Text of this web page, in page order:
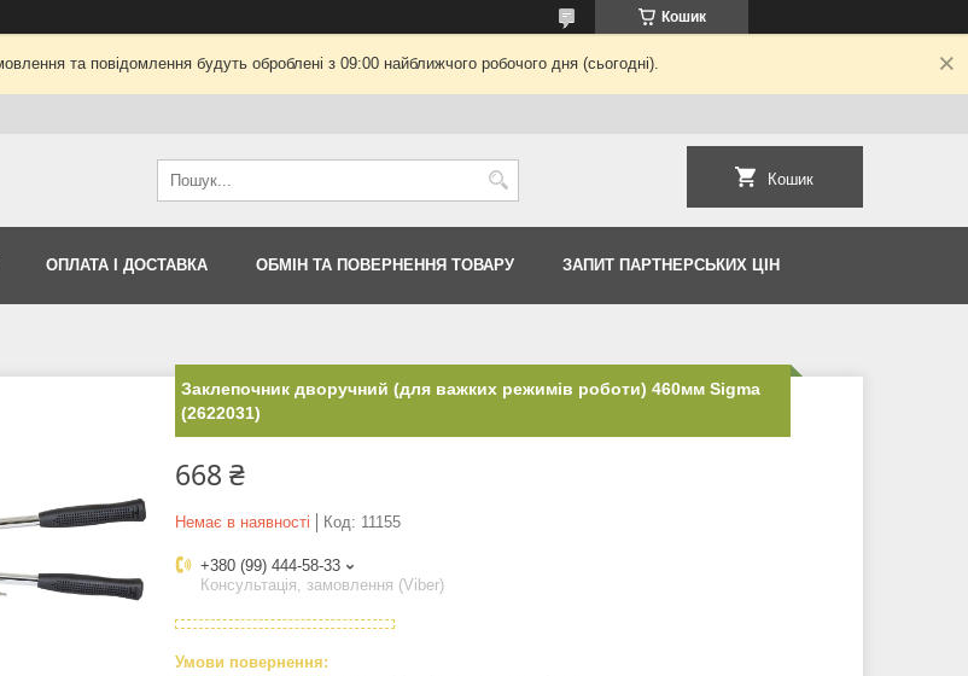
Кошик
та повідомлення будуть оброблені з 09:00 найближчого робочого дня (сьогодні).
Кошик
ОПЛАТА І ДОСТАВКА ОБМІН ТА ПОВЕРНЕННЯ ТОВАРУ ЗАПИТ ПАРТНЕРСЬКИХ ЦІН
Заклепочник дворучний (для важких режимів роботи) 460мм Sigma
(2622031)
668 ₴
Немає в наявності Код: 11155
+380 (99) 444-58-33
Консультація, замовлення (Viber)